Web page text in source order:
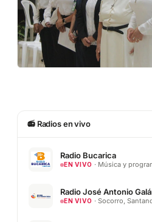
📻 Radios en vivo
Radio Bucarica
EN VIVO · Música y
Radio José Antonio
EN VIVO · Socorro,